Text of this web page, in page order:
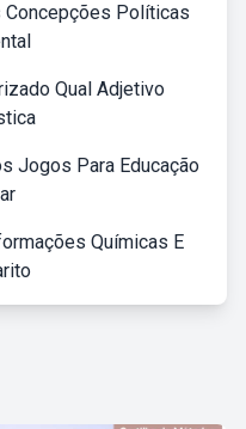
Concepções Políticas
Qual Adjetivo
Jogos Para Educação
Químicas E